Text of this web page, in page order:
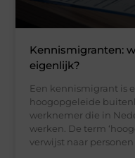
Kennismigranten:
eigenlijk?
Een kennismigrant is
hoogopgeleide
werknemer die in
werken. De term
verwijst naar